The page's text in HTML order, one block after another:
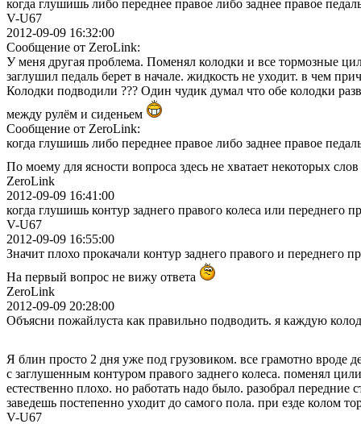
когда глушишь либо переднее правое либо заднее правое
V-U67
2012-09-09 16:32:00
Сообщение от ZeroLink:
У меня другая проблема. Поменял колодки и все тормозные
заглушил педаль берет в начале. жидкость не уходит. в чем
Колодки подводили ??? Один чудик думал что обе колодки
между рулём и сиденьем
Сообщение от ZeroLink:
когда глушишь либо переднее правое либо заднее правое
По моему для ясности вопроса здесь не хватает некоторых
ZeroLink
2012-09-09 16:41:00
когда глушишь контур заднего правого колеса или переднего
V-U67
2012-09-09 16:55:00
Значит плохо прокачали контур заднего правого и переднего
На первый вопрос не вижу ответа
ZeroLink
2012-09-09 20:28:00
Объясни пожайлуста как правильно подводить. я каждую
Я блин просто 2 дня уже под грузовиком. все грамотно вроде
с заглушенным контуром правого заднего колеса. поменял
естественно плохо. но работать надо было. разобрал
заведешь постепенно уходит до самого пола. при езде колом
V-U67